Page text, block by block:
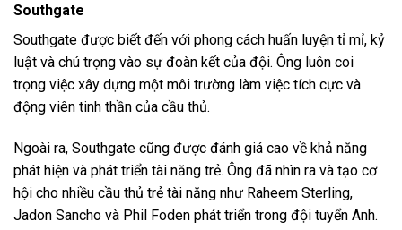
Southgate
Southgate được biết đến với phong cách huấn luyện tỉ mỉ, kỷ
luật và chú trọng vào sự đoàn kết của đội. Ông luôn coi
trọng việc xây dựng một môi trường làm việc tích cực và
động viên tinh thần của cầu thủ.
Ngoài ra, Southgate cũng được đánh giá cao về khả năng
phát hiện và phát triển tài năng trẻ. Ông đã nhìn ra và tạo cơ
hội cho nhiều cầu thủ trẻ tài năng như Raheem Sterling,
Jadon Sancho và Phil Foden phát triển trong đội tuyển Anh.